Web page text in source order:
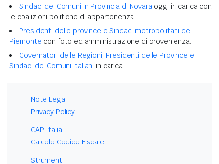
Sindaci dei Comuni in Provincia di Novara oggi in carica con
le coalizioni politiche di appartenenza.
Presidenti delle province e Sindaci metropolitani del
Piemonte con foto ed amministrazione di provenienza.
Governatori delle Regioni, Presidenti delle Province e
Sindaci dei Comuni italiani in carica.
Note Legali
Privacy Policy
CAP Italia
Calcolo Codice Fiscale
Strumenti